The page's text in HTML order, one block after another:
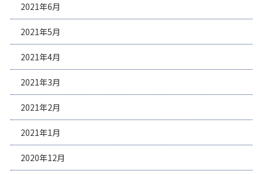
2021年6月
2021年5月
2021年4月
2021年3月
2021年2月
2021年1月
2020年12月